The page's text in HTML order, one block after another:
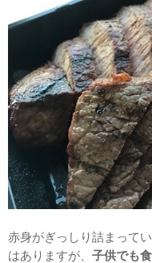
赤身がぎっしり詰まって
はありますが、 子供でも